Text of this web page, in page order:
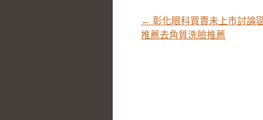
文
← 彰化眼科買賣未上市討論
推薦去角質洗臉推薦